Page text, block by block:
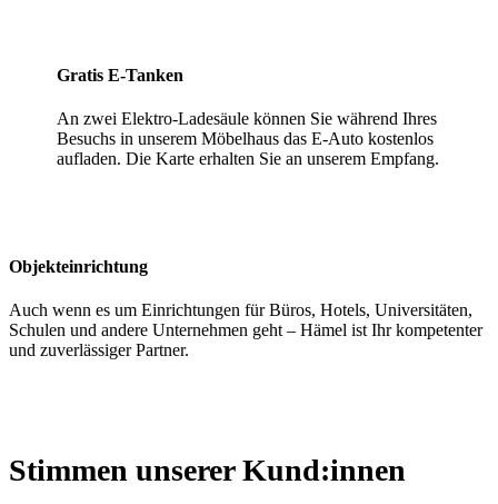
Gratis E-Tanken
An zwei Elektro-Ladesäule können Sie während Ihres
Besuchs in unserem Möbelhaus das E-Auto kostenlos
aufladen. Die Karte erhalten Sie an unserem Empfang.
Objekteinrichtung
Auch wenn es um Einrichtungen für Büros, Hotels, Universitäten,
Schulen und andere Unternehmen geht – Hämel ist Ihr kompetenter
und zuverlässiger Partner.
Stimmen unserer Kund:innen